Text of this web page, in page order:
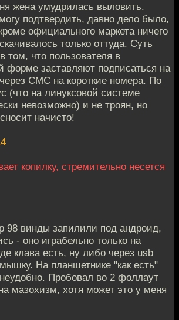
жена умудрилась выловить.
подтвердить, давно дело было,
официального маркета ничего
только оттуда. Суть
том, что пользователя в
форме заставляют подписаться на
СМС на короткие номера. По
(что на линуксовой системе
невозможно) и не троян, но
начисто!
копилку, стремительно несется
98 винды запилили под андроид,
- оно играбельно только на
клава есть, ну либо через usb
На планшетнике "как есть"
Пробовал во 2 фоллаут
мазохизм, хотя может это у меня